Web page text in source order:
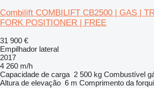
Combilift COMBILIFT CB2500 | GAS |
FORK POSITIONER | FREE
31 900 €
Empilhador lateral
2017
4 260 m/h
Capacidade de carga 2 500 kg Combustível
Altura de elevação 6 m Comprimento da